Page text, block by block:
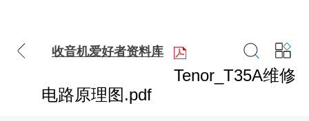
收音机爱好者资料库
Tenor_T35A维修
电路原理图.pdf